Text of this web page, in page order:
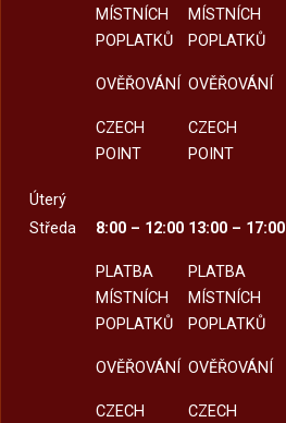
MÍSTNÍCH
POPLATKŮ
OVĚŘOVÁNÍ
CZECH
POINT
MÍSTNÍCH
POPLATKŮ
OVĚŘOVÁNÍ
CZECH
POINT
Úterý
Středa
8:00 – 12:00
PLATBA
MÍSTNÍCH
POPLATKŮ
OVĚŘOVÁNÍ
CZECH
13:00 – 17:00
PLATBA
MÍSTNÍCH
POPLATKŮ
OVĚŘOVÁNÍ
CZECH